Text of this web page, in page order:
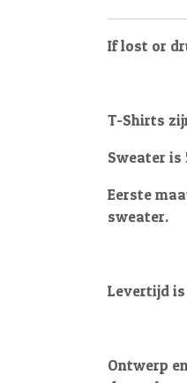
If lost or
T-Shirts
Sweater is
Eerste
sweater.
Levertijd
Ontwerp